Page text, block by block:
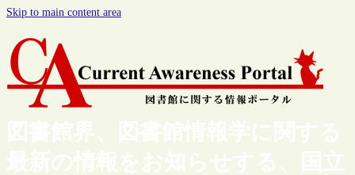
Skip to main content area
図書館界、図書館情報学に関する
最新の情報をお知らせする、国立